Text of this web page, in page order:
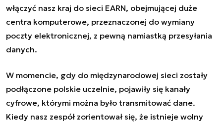
włączyć nasz kraj do sieci EARN, obejmującej duże
centra komputerowe, przeznaczonej do wymiany
poczty elektronicznej, z pewną namiastką przesyłania
danych.
W momencie, gdy do międzynarodowej sieci zostały
podłączone polskie uczelnie, pojawiły się kanały
cyfrowe, którymi można było transmitować dane.
Kiedy nasz zespół zorientował się, że istnieje wolny